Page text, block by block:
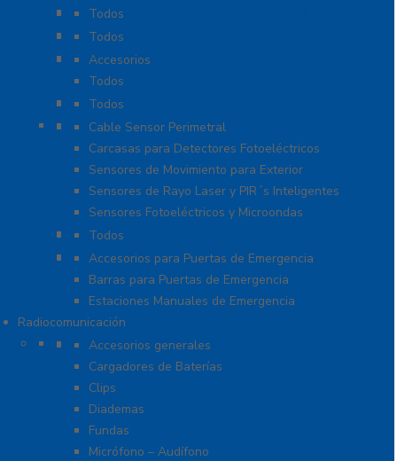
Protección Contra Sobretensiones
Todos
Videoverificación
Todos
Generadores de Niebla
Accesorios
Todos
Teclados
Todos
Protección Perimetral
Cable Sensor Perimetral
Carcasas para Detectores Fotoeléctricos
Sensores de Movimiento para Exterior
Sensores de Rayo Laser y PIR´s Inteligentes
Sensores Fotoeléctricos y Microondas
Señalamientos
Todos
Sistemas de Emergencia
Accesorios para Puertas de Emergencia
Barras para Puertas de Emergencia
Estaciones Manuales de Emergencia
Radiocomunicación
Accesorios para Hytera (HYT)
Accesorios generales
Cargadores de Baterías
Clips
Diademas
Fundas
Micrófono – Audífono